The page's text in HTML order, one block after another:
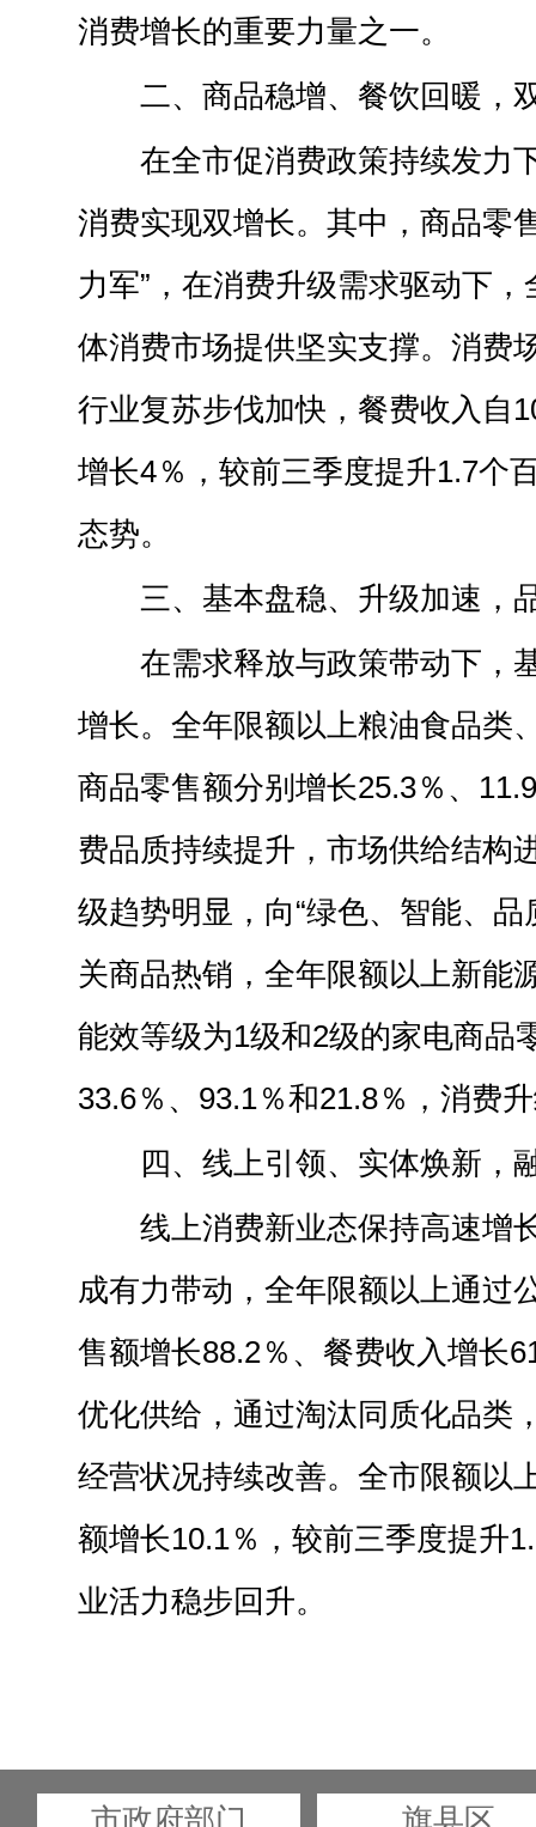
消费增长的重要力量之一。
二、商品稳增、餐饮回暖，
在全市促消费政策持续发力
消费实现双增长。其中，商品零
力军”，在消费升级需求驱动下
体消费市场提供坚实支撑。消费
行业复苏步伐加快，餐费收入自
增长4％，较前三季度提升1.7个
态势。
三、 基本盘稳、升级加速，
在需求释放与政策带动下，
增长。全年限额以上粮油食品类
商品零售额分别增长25.3％、
费品质持续提升，市场供给结构
级趋势明显，向“绿色、智能、品
关商品热销，全年限额以上新能
能效等级为1级和2级的家电商品
33.6％、93.1％和21.8％，消费
四、线上引领、实体焕新，
线上消费新业态保持高速增
成有力带动，全年限额以上通过
售额增长88.2％、餐费收入增长
优化供给，通过淘汰同质化品类
经营状况持续改善。全市限额以
额增长10.1％，较前三季度提升
业活力稳步回升。
市政府部门 旗县区